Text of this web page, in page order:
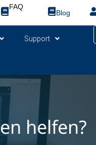
FAQ
Blog
Support
helfen?